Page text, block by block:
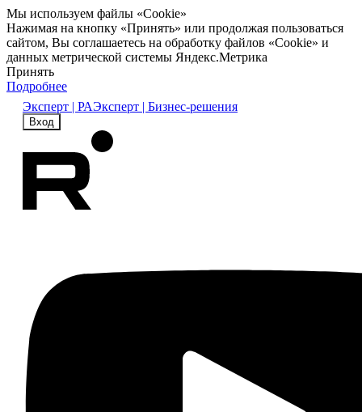
Мы используем файлы «Cookie»
Нажимая на кнопку «Принять» или продолжая пользоваться
сайтом, Вы соглашаетесь на обработку файлов «Cookie» и
данных метрической системы Яндекс.Метрика
Принять
Подробнее
Эксперт | РАЭксперт | Бизнес-решения
Вход